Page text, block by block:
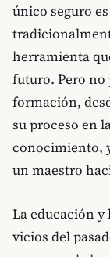
único seguro
herramienta
futuro. Pero no
formación,
su proceso en
conocimiento,
un maestro
La educación
vicios del